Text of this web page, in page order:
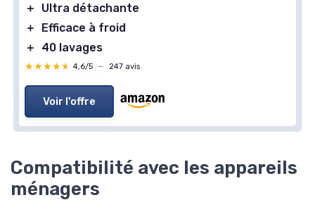
＋
Ultra détachante
＋
Efficace à froid
＋
40 lavages
★★★★★
★★★★★ 4,6/5 — 247 avis
Voir l'offre
Compatibilité avec les appareils
ménagers
＋ PratiqueetLéger
＋
100% Hydrosoluble
＋
Désinfectant
＋ Pré-dosé
pour un dosage facile
Compatible avec tous types de machines
158 avis